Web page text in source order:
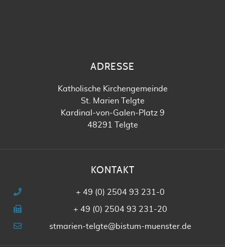
ADRESSE
Katholische Kirchengemeinde
St. Marien Telgte
Kardinal-von-Galen-Platz 9
48291 Telgte
KONTAKT
+ 49 (0) 2504 93 231-0
+ 49 (0) 2504 93 231-20
stmarien-telgte@bistum-muenster.de